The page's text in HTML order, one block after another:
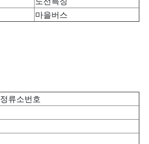
마을버스
정류소번호